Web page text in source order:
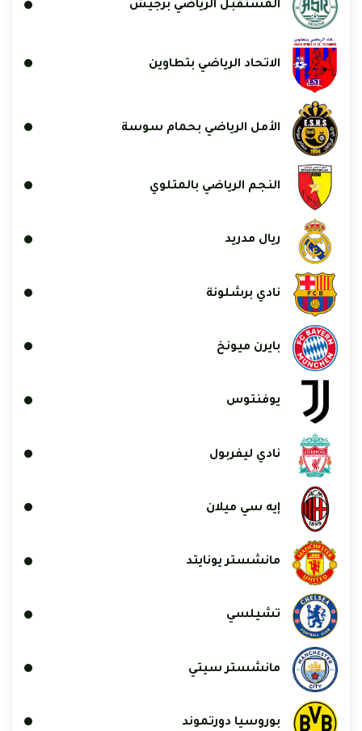
المستقبل الرياضي برجيش
الاتحاد الرياضي بتطاوين
الأمل الرياضي بحمام سوسة
النجم الرياضي بالمتلوي
ريال مدريد
نادي برشلونة
بايرن ميونخ
يوفنتوس
نادي ليفربول
إيه سي ميلان
مانشستر يونايتد
تشيلسي
مانشستر سيتي
بوروسيا دورتموند